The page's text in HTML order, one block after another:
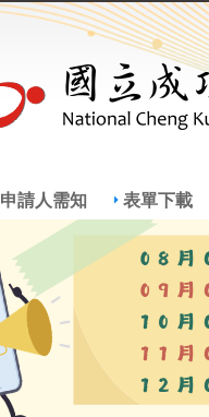
申請人需知 表單下載